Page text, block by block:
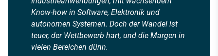
Know-how in Software, Elektronik und
autonomen Systemen. Doch der Wandel ist
teuer, der Wettbewerb hart, und die Margen in
vielen Bereichen dünn.